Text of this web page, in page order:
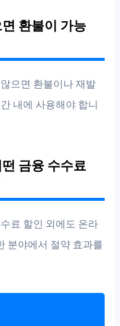
환불이 가능
으면 환불이나 재발
내에 사용해야 합니
금융 수수료
료 할인 외에도 온라
분야에서 절약 효과를